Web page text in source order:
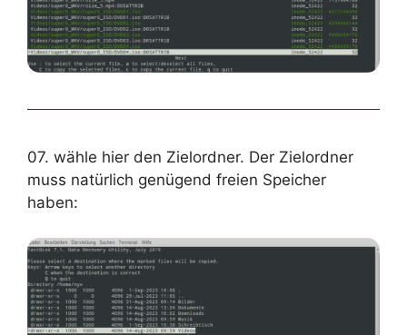
07. wähle hier den Zielordner. Der Zielordner
muss natürlich genügend freien Speicher
haben: